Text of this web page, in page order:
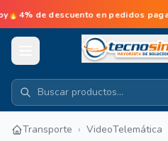
de descuento en pedidos
Transporte › VideoTelemática